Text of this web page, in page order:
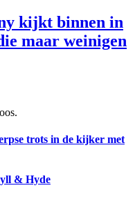
kijkt binnen in
maar weinigen
trots in de kijker met
& Hyde